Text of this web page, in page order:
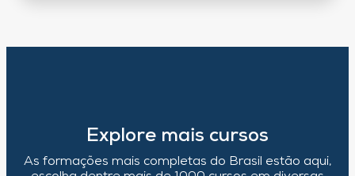
Explore mais cursos
As formações mais completas do Brasil estão aqui,